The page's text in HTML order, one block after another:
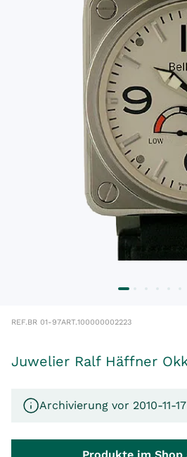
REF.BR 01-97ART.100000002223
Juwelier Ralf Häffner
Archivierung vor 2010-11-17